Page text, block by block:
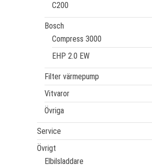
C200
Bosch
Compress 3000
EHP 2.0 EW
Filter värmepump
Vitvaror
Övriga
Service
Övrigt
Elbilsladdare